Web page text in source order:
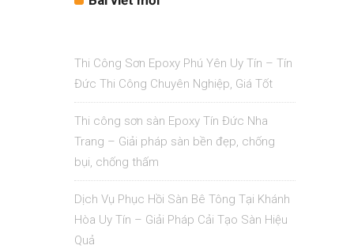
Thi Công Sơn Epoxy Phú Yên Uy Tín – Tín
Đức Thi Công Chuyên Nghiệp, Giá Tốt
Thi công sơn sàn Epoxy Tín Đức Nha
Trang – Giải pháp sàn bền đẹp, chống
bụi, chống thấm
Dịch Vụ Phục Hồi Sàn Bê Tông Tại Khánh
Hòa Uy Tín – Giải Pháp Cải Tạo Sàn Hiệu
Quả